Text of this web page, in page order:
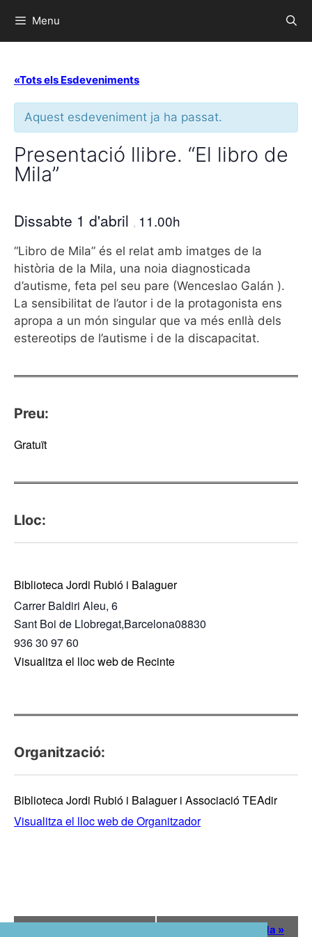
Menu
«Tots els Esdeveniments
Aquest esdeveniment ja ha passat.
Presentació llibre. “El libro de
Mila”
Dissabte 1 d'abril , 11.00h
“Libro de Mila” és el relat amb imatges de la
història de la Mila, una noia diagnosticada
d’autisme, feta pel seu pare (Wenceslao Galán ).
La sensibilitat de l’autor i de la protagonista ens
apropa a un món singular que va més enllà dels
estereotips de l’autisme i de la discapacitat.
Preu:
Gratuït
Lloc:
Biblioteca Jordi Rubió i Balaguer
Carrer Baldiri Aleu, 6
Sant Boi de Llobregat,Barcelona08830
936 30 97 60
Visualitza el lloc web de Recinte
Organització:
Biblioteca Jordi Rubió i Balaguer i Associació TEAdir
Visualitza el lloc web de Organitzador
N
Carxofada »